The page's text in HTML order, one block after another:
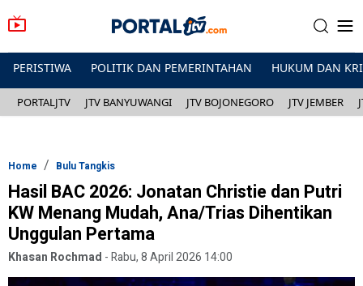
PERISTIWA POLITIK DAN PEMERINTAHAN HUKUM DAN
PORTALJTV JTV BANYUWANGI JTV BOJONEGORO JTV JEMBER
Home Bulu Tangkis
Hasil BAC 2026: Jonatan Christie dan Putri
KW Menang Mudah, Ana/Trias Dihentikan
Unggulan Pertama
Khasan Rochmad -Rabu, 8 April 2026 14:00